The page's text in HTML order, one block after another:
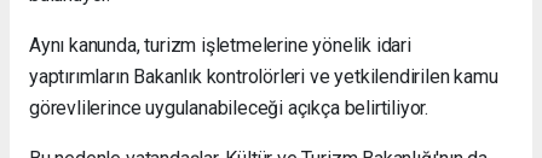
Aynı kanunda, turizm işletmelerine yönelik idari
yaptırımların Bakanlık kontrolörleri ve yetkilendirilen kamu
görevlilerince uygulanabileceği açıkça belirtiliyor.